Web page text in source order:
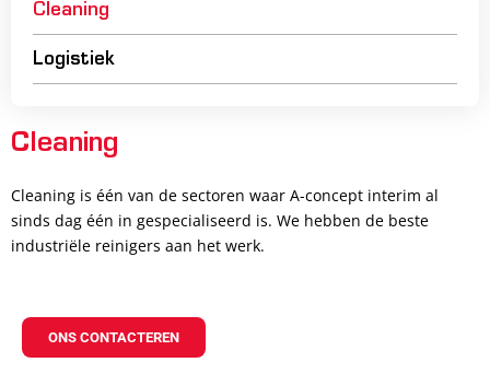
Cleaning
Logistiek
Cleaning
Cleaning is één van de sectoren waar A-concept interim al
sinds dag één in gespecialiseerd is. We hebben de beste
industriële reinigers aan het werk.
ONS CONTACTEREN